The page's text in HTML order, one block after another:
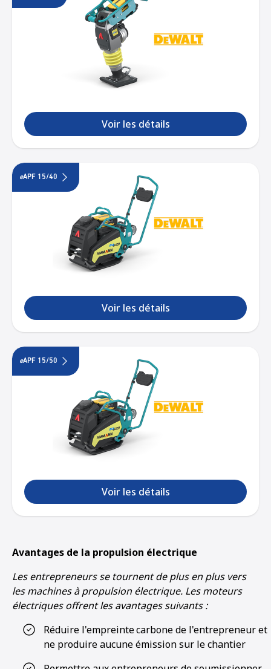
Voir les détails
eAPF 15/40
Voir les détails
eAPF 15/50
Voir les détails
Avantages de la propulsion électrique
Les entrepreneurs se tournent de plus en plus vers
les machines à propulsion électrique. Les moteurs
électriques offrent les avantages suivants :
Réduire l'empreintecarbone de l'entrepreneur et
ne produire aucune émission sur le chantier